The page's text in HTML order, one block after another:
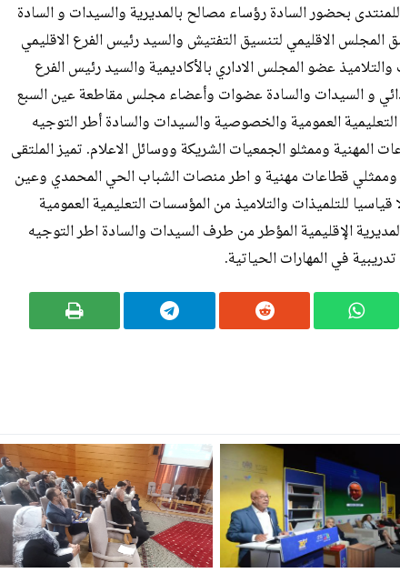
بحضور السادة رؤساء مصالح بالمديرية والسيدات و السادة
المجلس الاقليمي لتنسيق التفتيش والسيد رئيس الفرع الاقليمي
والتلاميذ عضو المجلس الاداري بالأكاديمية والسيد رئيس الفرع
و السيدات والسادة عضوات وأعضاء مجلس مقاطعة عين السبع
العمومية والخصوصية والسيدات والسادة أطر التوجيه
المهنية وممثلو الجمعيات الشريكة ووسائل الاعلام. تميز الملتقى
وممثلي قطاعات مهنية و اطر منصات الشباب الحي المحمدي وعين
للتلميذات والتلاميذ من المؤسسات التعليمية العمومية
الإقليمية المؤطر من طرف السيدات والسادة اطر التوجيه
في المهارات الحياتية.